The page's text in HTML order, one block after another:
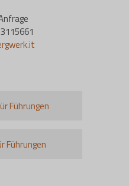
Führungen
Führungen